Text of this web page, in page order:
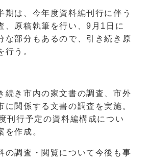
期は、今年度資料編刊行に伴う
、原稿執筆を行い、9月1日に
な部分もあるので、引き続き原
行う。
続き市内の家文書の調査、市外
に関係する文書の調査を実施。
刊行予定の資料編構成につい
を作成。
の調査・閲覧について今後も事